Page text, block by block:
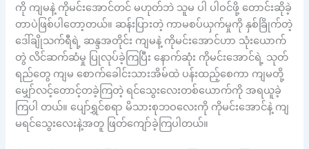
ကို ကျမနဲ့ ကိုမင်းအောင်တင် မဟုတ်ဘဲ သူမ ပါ ပါဝင်ဖို့ တောင်းဆိုခဲ့
တာပဲဖြစ်ပါတော့တယ်။ ဆန်းပြားတဲ့ ကာမစပ်ယှက်မှုကို နှစ်ခြိုက်တဲ့
ဒေါ်ချိုသက်ရီရဲ့ ဆန္ဒအတိုင်း ကျမနဲ့ ကိုမင်းအောင်ဟာ သုံးယောက်
တွဲ လိင်ဆက်ဆံမှု ပြုလုပ်ခဲ့ကြပြီး နောက်ဆုံး ကိုမင်းအောင်ရဲ့ သုတ်
ရည်တွေ ကျမ စောက်ခေါင်းသားအိမ်ထဲ ပန်းထည့်စေကာ ကျမတို့
မျှော်လင့်တောင့်တခဲ့ကြတဲ့ ရင်သွေးလေးတစ်ယောက်ကို အရယူခဲ့
ကြပါ တယ်။ ပျော်ရွှင်စရာ မိသားစုဘဝလေးကို ကိုမင်းအောင်နဲ့ ကျ
မရင်သွေးလေးနဲ့အတူ ဖြတ်ကျော်ခဲ့ကြပါတယ်။